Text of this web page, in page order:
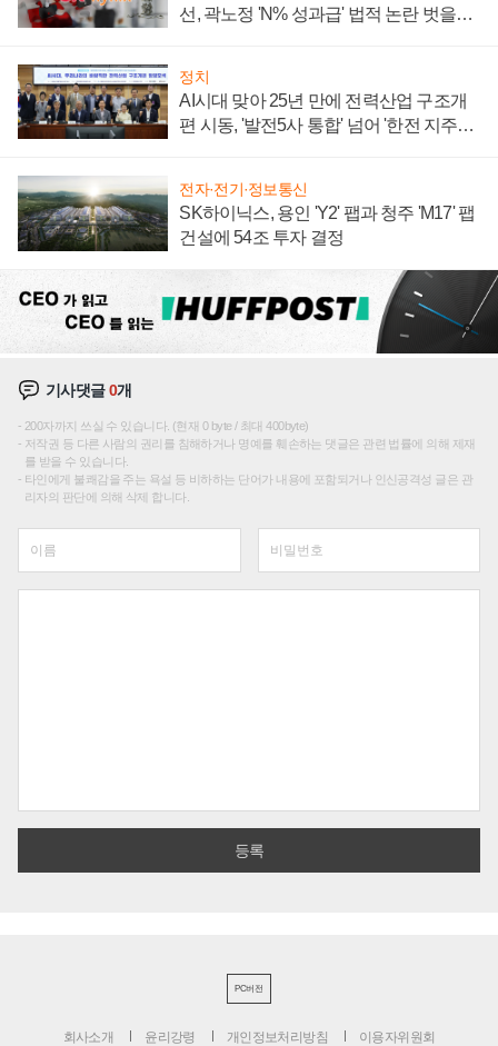
선, 곽노정 'N% 성과급' 법적 논란 벗을지
정치
AI시대 맞아 25년 만에 전력산업 구조개
편 시동, '발전5사 통합' 넘어 '한전 지주사'
전자·전기·정보통신
SK하이닉스, 용인 'Y2' 팹과 청주 'M17' 팹
건설에 54조 투자 결정
기사댓글0개
200자까지 쓰실 수 있습니다. (현재 0 byte / 최대 400byte)
저작권 등 다른 사람의 권리를 침해하거나 명예를 훼손하는 댓글은 관련 법률에 의해 제재
를 받을 수 있습니다.
타인에게 불쾌감을 주는 욕설 등 비하하는 단어가 내용에 포함되거나 인신공격성 글은 관
리자의 판단에 의해 삭제 합니다.
PC버전
회사소개 윤리강령 개인정보처리방침 이용자위원회